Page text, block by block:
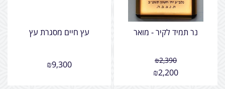
נר תמיד לקיר - מואר
₪2,390
₪2,200
עץ חיים מסגרת עץ
₪9,300